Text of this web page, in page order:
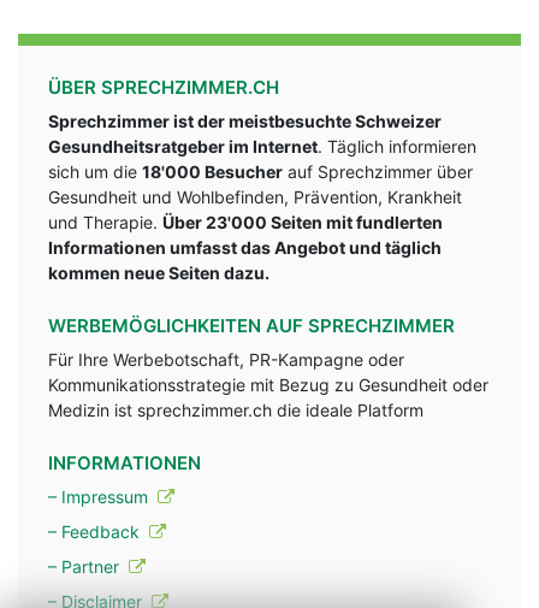
ÜBER SPRECHZIMMER.CH
Sprechzimmer ist der meistbesuchte Schweizer
Gesundheitsratgeber im Internet. Täglich informieren
sich um die 18'000 Besucher auf Sprechzimmer über
Gesundheit und Wohlbefinden, Prävention, Krankheit
und Therapie. Über 23'000 Seiten mit fundlerten
Informationen umfasst das Angebot und täglich
kommen neue Seiten dazu.
WERBEMÖGLICHKEITEN AUF SPRECHZIMMER
Für Ihre Werbebotschaft, PR-Kampagne oder
Kommunikationsstrategie mit Bezug zu Gesundheit oder
Medizin ist sprechzimmer.ch die ideale Platform
INFORMATIONEN
– Impressum
– Feedback
– Partner
– Disclaimer